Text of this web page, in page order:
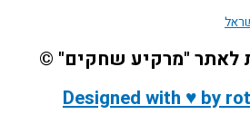
לאתר "מרקיע שחקים" ©
Designed with ♥ by